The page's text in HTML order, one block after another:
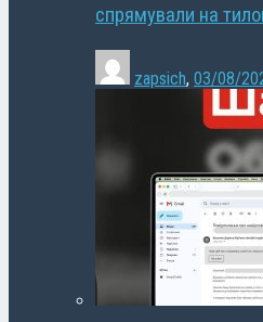
спрямували на
zapsich, 03/08/